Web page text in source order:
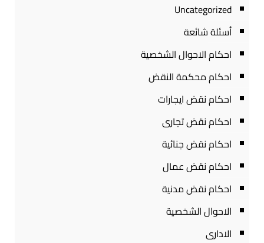
Uncategorized
أسئلة شائعة
احكام الاحوال الشخصية
احكام محكمة النقض
احكام نقض ايجارات
احكام نقض تجارى
احكام نقض جنائية
احكام نقض عمال
احكام نقض مدنية
الاحوال الشخصية
الادارى